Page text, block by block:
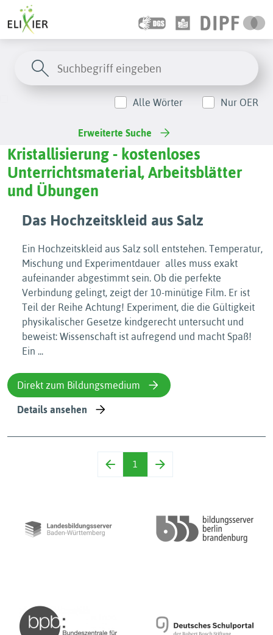
Alle Wörter Nur OER
Erweiterte Suche
Kristallisierung - kostenloses
Unterrichtsmaterial, Arbeitsblätter
und Übungen
Das Hochzeitskleid aus Salz
Ein Hochzeitskleid aus Salz soll entstehen. Temperatur,
Mischung und Experimentdauer  alles muss exakt
aufeinander abgestimmt sein. Ob die perfekte
Verbindung gelingt, zeigt der 10-minütige Film. Er ist
Teil der Reihe Achtung! Experiment, die die Gültigkeit
physikalischer Gesetze kindgerecht untersucht und
beweist: Wissenschaft ist aufregend und macht Spaß!
Ein ...
Direkt zum Bildungsmedium
Details ansehen
1